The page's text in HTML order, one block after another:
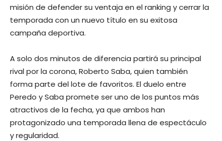
misión de defender su ventaja en el ranking y cerrar la
temporada con un nuevo título en su exitosa
campaña deportiva.
A solo dos minutos de diferencia partirá su principal
rival por la corona, Roberto Saba, quien también
forma parte del lote de favoritos. El duelo entre
Peredo y Saba promete ser uno de los puntos más
atractivos de la fecha, ya que ambos han
protagonizado una temporada llena de espectáculo
y regularidad.